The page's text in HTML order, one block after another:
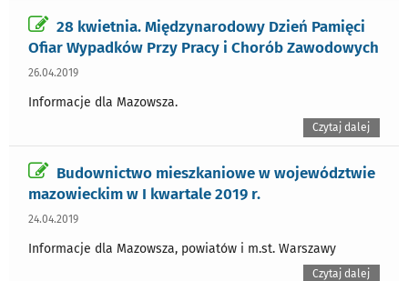
28 kwietnia. Międzynarodowy Dzień Pamięci
Ofiar Wypadków Przy Pracy i Chorób Zawodowych
26.04.2019
Informacje dla Mazowsza.
Czytaj dalej
Budownictwo mieszkaniowe w województwie
mazowieckim w I kwartale 2019 r.
24.04.2019
Informacje dla Mazowsza, powiatów i m.st. Warszawy
Czytaj dalej